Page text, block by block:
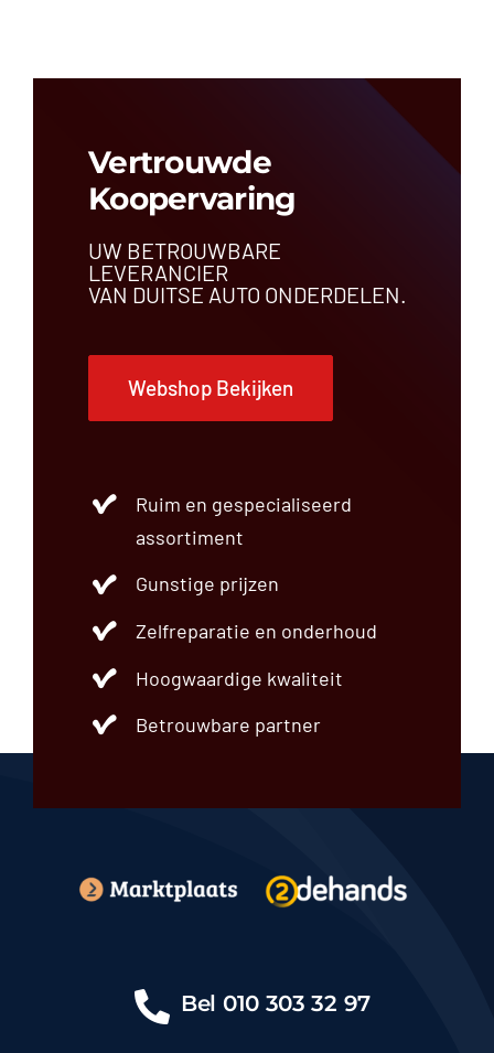
Vertrouwde
Koopervaring
UW BETROUWBARE
LEVERANCIER
VAN DUITSE AUTO ONDERDELEN.
Webshop Bekijken
Ruim en gespecialiseerd
assortiment
Gunstige prijzen
Zelfreparatie en onderhoud
Hoogwaardige kwaliteit
Betrouwbare partner
Bel 010 303 32 97